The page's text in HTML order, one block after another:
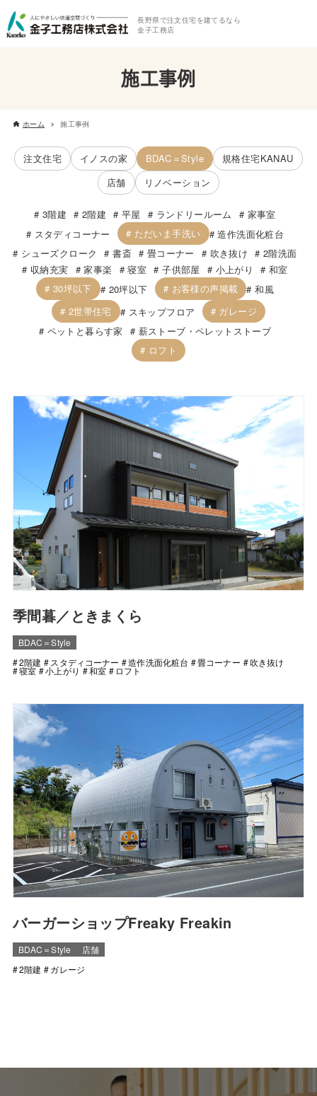
長野県で注文住宅を建てるなら
金子工務店
施工事例
ホーム 施工事例
注文住宅 イノスの家 BDAC＝Style
規格住宅KANAU
店舗
リノベーション
3階建 2階建 平屋 ランドリールーム
家事室
スタディコーナー
ただいま手洗い
造作洗面化粧台
シューズクローク
書斎 畳コーナー 吹き抜け
2階洗面
収納充実
家事楽 寝室 子供部屋 小上がり
和室
30坪以下
20坪以下 お客様の声掲載
和風
2世帯住宅
スキップフロア
ガレージ
ペットと暮らす家
薪ストーブ・ペレットストーブ
ロフト
季間暮／ときまくら
BDAC＝Style
2階建
スタディコーナー 造作洗面化粧台 畳コーナー 吹き抜け
寝室 小上がり 和室 ロフト
バーガーショップFreaky Freakin
BDAC＝Style
店舗
2階建
ガレージ